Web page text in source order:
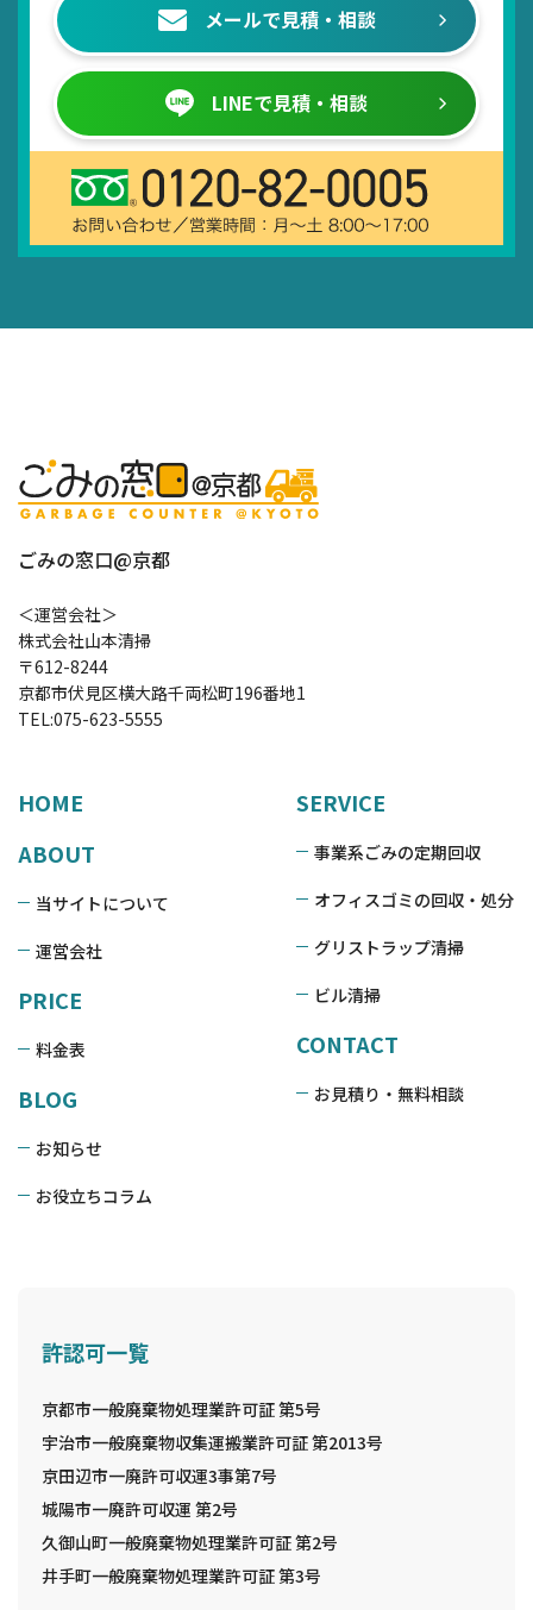
メールで見積・相談
LINEで見積・相談
ごみの窓口@京都
＜運営会社＞
株式会社山本清掃
〒612-8244
京都市伏見区横大路千両松町196番地1
TEL:075-623-5555
HOME
ABOUT
当サイトについて
運営会社
PRICE
料金表
BLOG
お知らせ
お役立ちコラム
SERVICE
事業系ごみの定期回収
オフィスゴミの回収・処分
グリストラップ清掃
ビル清掃
CONTACT
お見積り・無料相談
許認可一覧
京都市一般廃棄物処理業許可証 第5号
宇治市一般廃棄物収集運搬業許可証 第2013号
京田辺市一廃許可収運3事第7号
城陽市一廃許可収運 第2号
久御山町一般廃棄物処理業許可証 第2号
井手町一般廃棄物処理業許可証 第3号